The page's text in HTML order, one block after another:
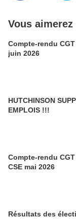
Vous aimerez
Compte-rendu
juin 2026
HUTCHINSON
EMPLOIS !!!
Compte-rendu
CSE mai 2026
Résultats des